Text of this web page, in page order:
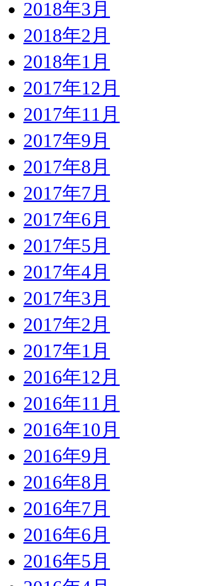
2018年3月
2018年2月
2018年1月
2017年12月
2017年11月
2017年9月
2017年8月
2017年7月
2017年6月
2017年5月
2017年4月
2017年3月
2017年2月
2017年1月
2016年12月
2016年11月
2016年10月
2016年9月
2016年8月
2016年7月
2016年6月
2016年5月